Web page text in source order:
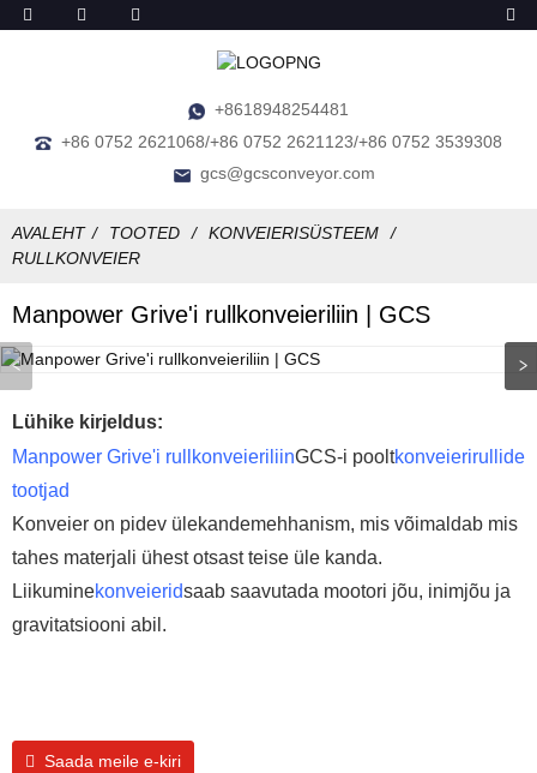
+8618948254481
+86 0752 2621068/+86 0752 2621123/+86 0752 3539308
gcs@gcsconveyor.com
AVALEHT TOOTED
KONVEIERISÜSTEEM
RULLKONVEIER
Manpower Grive'i rullkonveieriliin | GCS
Lühike kirjeldus:
Manpower Grive'i rullkonveieriliinGCS-i pooltkonveierirullide
tootjad
Konveier on pidev ülekandemehhanism, mis võimaldab mis
tahes materjali ühest otsast teise üle kanda.
Liikuminekonveieridsaab saavutada mootori jõu, inimjõu ja
gravitatsiooni abil.
Saada meile e-kiri